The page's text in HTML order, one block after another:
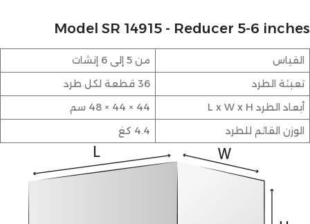
Model SR 14915 - Reducer 5-6 inches
القياس
من 5 إلى 6 إنشات
تعبئة الطرد
36 قطعة لكل طرد
أبعاد الطرد L x W x H
44 × 44 × 48 سم
الوزن القائم للطرد
4.4 كغ